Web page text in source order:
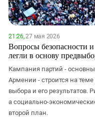
21:26,27 мая 2026
Вопросы безопасности
легли в основу
Кампания партий -
Армении - строится на
выбора и его результатов.
а социально-
второй план.